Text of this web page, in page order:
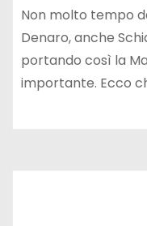
Non molto tempo
Denaro, anche
portando così la
importante. Ecco